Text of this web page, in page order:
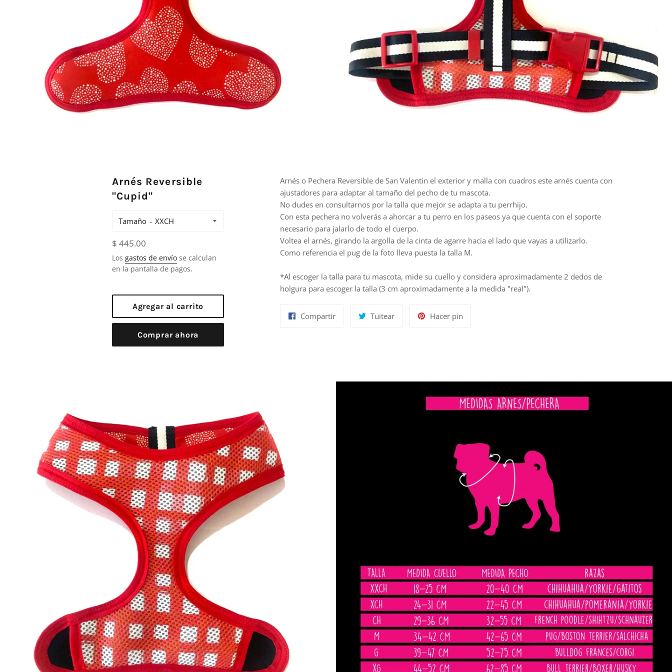
Arnés Reversible
"Cupid"
Tamaño
Precio
habitual
$ 445.00
Los gastos de envío se calculan
en la pantalla de pagos.
Agregar al carrito
Comprar ahora
Arnés o Pechera Reversible de San Valentin el exterior y malla con cuadros este arnés cuenta con
ajustadores para adaptar al tamaño del pecho de tu mascota.
No dudes en consultarnos por la talla que mejor se adapta a tu perrhijo.
Con esta pechera no volverás a ahorcar a tu perro en los paseos ya que cuenta con el soporte
necesario para jalarlo de todo el cuerpo.
Voltea el arnés, girando la argolla de la cinta de agarre hacia el lado que vayas a utilizarlo.
Como referencia el pug de la foto lleva puesta la talla M.
*Al escoger la talla para tu mascota, mide su cuello y considera aproximadamente 2 dedos de
holgura para escoger la talla (3 cm aproximadamente a la medida "real").
CompartirCompartir TuitearTuitear
Hacer pin